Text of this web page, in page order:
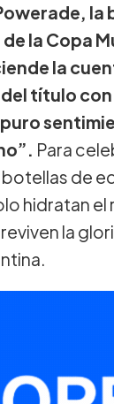
la
la Copa
la
título con
Para
de
hidratan
la